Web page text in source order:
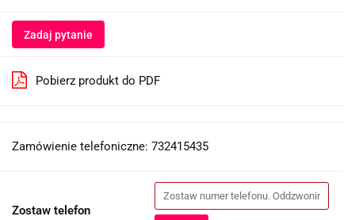
Zadaj pytanie
Pobierz produkt do PDF
Zamówienie telefoniczne: 732415435
Zostaw telefon